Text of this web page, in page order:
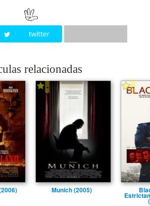
relacionadas
-
Munich (2005)
-